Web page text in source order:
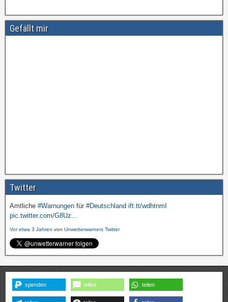
Gefällt mir
Twitter
Amtliche #Warnungen für #Deutschland ift.tt/wdhtnmI
pic.twitter.com/G8Uz…
Vor etwa 3 Jahren von Unwetterwarners Twitter
spenden teilen teilen